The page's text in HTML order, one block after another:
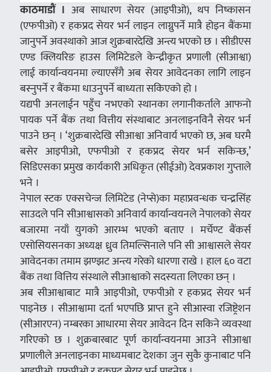
काठमाडौं । अब साधारण सेयर (आइपीओ), थप निष्कासन
(एफपीओ) र हकप्रद सेयर भर्न लाइन लाग्नुपर्ने मात्रै होइन बैंकमा
जानुपर्ने अवस्थाको आज शुक्रबारदेखि अन्त्य भएको छ । सीडीएस
एण्ड क्लियरिङ हाउस लिमिटेडले केन्द्रीकृत प्रणाली (सीआश्वा)
लाई कार्यान्वयनमा ल्याएसँगै अब सेयर आवेदनका लागि लाइन
बस्नुपर्ने र बैंकमा धाउनुपर्ने बाध्यता सकिएको हो ।
यद्यपी अनलाईन पहुँच नभएको स्थानका लगानीकर्ताले आफनो
पायक पर्ने बैंक तथा वित्तीय संस्थाबाट अनलाइनविनै सेयर भर्न
पाउने छन् । ‘शुक्रबारदेखि सीआश्वा अनिवार्य भएको छ, अब घरमै
बसेर आइपीओ, एफपीओ र हकप्रद सेयर भर्न सकिन्छ,’
सिडिएसका प्रमुख कार्यकारी अधिकृत (सीईओ) देवप्रकाश गुप्ताले
भने ।
नेपाल स्टक एक्सचेन्ज लिमिटेड (नेप्से)का महाप्रवन्धक चन्द्रसिंह
साउदले पनि सीआश्वासको अनिवार्य कार्यान्वयनले नेपालको सेयर
बजारमा नयाँ युगको आरम्भ भएको बताए । मर्चेण्ट बैंकर्स
एसोसियसनका अध्यक्ष ध्रुव तिमल्सिनाले पनि सी आश्वासले सेयर
आवेदनका तमाम झण्झट अन्त्य गरेको धारणा राखे । हाल ६० वटा
बैंक तथा वित्तिय संस्थाले सीआश्वाको सदस्यता लिएका छन् ।
अब सीआश्वाबाट मात्रै आइपीओ, एफपीओ र हकप्रद सेयर भर्न
पाइनेछ । सीआश्वामा दर्ता भएपछि प्राप्त हुने सीआस्वा रजिष्ट्रेशन
(सीआरएन) नम्बरका आधारमा सेयर आवेदन दिन सकिने व्यवस्था
गरिएको छ । शुक्रबारबाट पूर्ण कार्यान्वयनमा आउने सीआश्वा
प्रणालीले अनलाइनका माध्यमबाट देशका जुन सुकै कुनाबाट पनि